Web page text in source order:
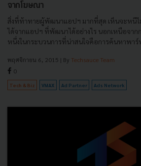
จากโฆษณา
สิ่งที่ท้าทายผู้พัฒนาแอปฯ มากที่สุด เห็นจะหนีไ
ได้จากแอปฯ ที่พัฒนาได้อย่างไร นอกเหนือจา
หนึ่งในกระบวนการที่น่าสนใจคือการค้นหาพาร์ท
พฤศจิกายน 6, 2015 | By Techsauce Team
0
Tech & Biz VMAX Ad Partner Ads Network